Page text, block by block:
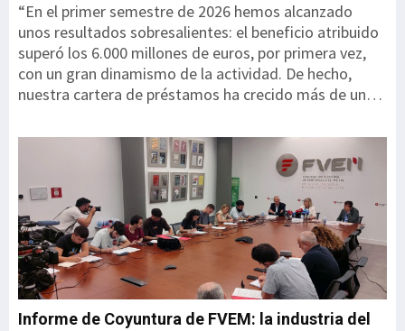
“En el primer semestre de 2026 hemos alcanzado
unos resultados sobresalientes: el beneficio atribuido
superó los 6.000 millones de euros, por primera vez,
con un gran dinamismo de la actividad. De hecho,
nuestra cartera de préstamos ha crecido más de un
superior al de nuestros competidores, lo que nos
posiciona como el banco con mayor crecimiento de
Europa”, ha señalado Onur Genç, consejero delegado
de BBVA. La cartera crediticia de BBVA se incrementó
un 17,7% (en euros constantes) en los últimos doce
meses¹, gracias principalmente a los segmentos de
empresas y consumo. Destaca la buena evolución de
España y México con crecimientos del 7,4% y 9,9%,
respectivamente. El dinamismo de la actividad ...
Informe de Coyuntura de FVEM: la industria del